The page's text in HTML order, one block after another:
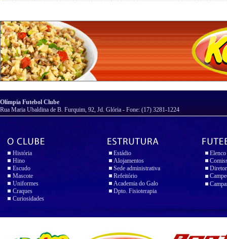
Olímpia Futebol Clube
Rua Maria Ubaldina de B. Furquim, 92, Jd. Glória - Fone: (17) 3281-1224
História
Hino
Escudo
Mascote
Uniformes
Craques
Curiosidades
Estádio
Alojamentos
Sede administrativa
Refeitório
Academia do Galo
Dpto. Fisioterapia
Elenco